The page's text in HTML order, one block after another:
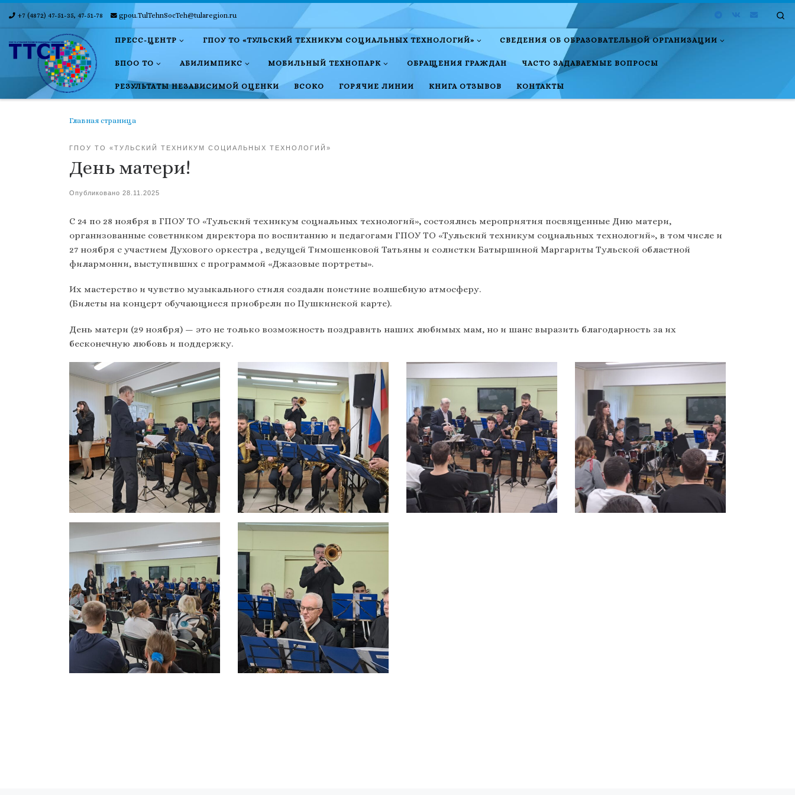
Skip to content
+7 (4872) 47-51-35, 47-51-78 gpou.TulTehnSocTeh@tularegion.ru
ПРЕСС-ЦЕНТР ГПОУ ТО «ТУЛЬСКИЙ ТЕХНИКУМ СОЦИАЛЬНЫХ ТЕХНОЛОГИЙ» СВЕДЕНИЯ ОБ ОБРАЗОВАТЕЛЬНОЙ ОРГАНИЗАЦИИ
БПОО ТО АБИЛИМПИКС МОБИЛЬНЫЙ ТЕХНОПАРК ОБРАЩЕНИЯ ГРАЖДАН ЧАСТО ЗАДАВАЕМЫЕ ВОПРОСЫ
РЕЗУЛЬТАТЫ НЕЗАВИСИМОЙ ОЦЕНКИ ВСОКО ГОРЯЧИЕ ЛИНИИ КНИГА ОТЗЫВОВ КОНТАКТЫ
Главная страница
ГПОУ ТО «ТУЛЬСКИЙ ТЕХНИКУМ СОЦИАЛЬНЫХ ТЕХНОЛОГИЙ»
День матери!
Опубликовано 28.11.2025
С 24 по 28 ноября в ГПОУ ТО «Тульский техникум социальных технологий», состоялись мероприятия посвященные Дню матери,
организованные советником директора по воспитанию и педагогами ГПОУ ТО «Тульский техникум социальных технологий», в том числе и
27 ноября с участием Духового оркестра , ведущей Тимошенковой Татьяны и солистки Батыршиной Маргариты Тульской областной
филармонии, выступивших с программой «Джазовые портреты».
Их мастерство и чувство музыкального стиля создали поистине волшебную атмосферу.
(Билеты на концерт обучающиеся приобрели по Пушкинской карте).
День матери (29 ноября) — это не только возможность поздравить наших любимых мам, но и шанс выразить благодарность за их
бесконечную любовь и поддержку.